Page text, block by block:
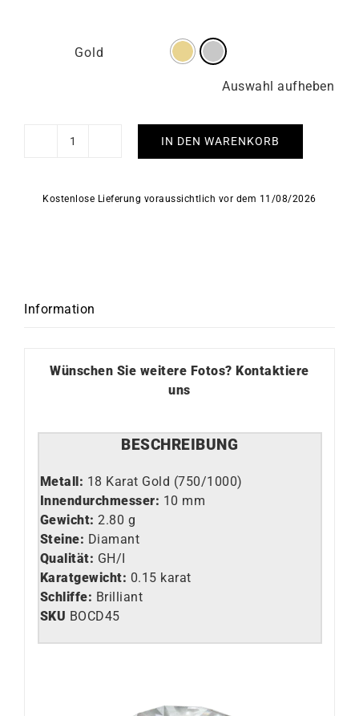
Gold
Auswahl aufheben
Let
U
IN DEN WARENKORB
Kostenlose Lieferung voraussichtlich vor dem 11/08/2026
Information
Wünschen Sie weitere Fotos?Kontaktiere
uns
BESCHREIBUNG
Metall: 18 Karat Gold (750/1000)
Innendurchmesser: 10 mm
Gewicht: 2.80 g
Steine: Diamant
Qualität: GH/I
Karatgewicht: 0.15 karat
Schliffe: Brilliant
SKU BOCD45